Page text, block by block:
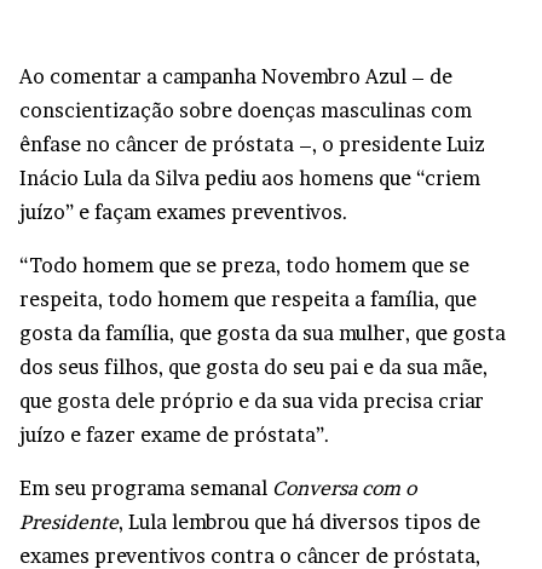
Ao comentar a campanha Novembro Azul – de
conscientização sobre doenças masculinas com
ênfase no câncer de próstata –, o presidente Luiz
Inácio Lula da Silva pediu aos homens que “criem
juízo” e façam exames preventivos.
“Todo homem que se preza, todo homem que se
respeita, todo homem que respeita a família, que
gosta da família, que gosta da sua mulher, que gosta
dos seus filhos, que gosta do seu pai e da sua mãe,
que gosta dele próprio e da sua vida precisa criar
juízo e fazer exame de próstata”.
Em seu programa semanal Conversa com o
Presidente, Lula lembrou que há diversos tipos de
exames preventivos contra o câncer de próstata,